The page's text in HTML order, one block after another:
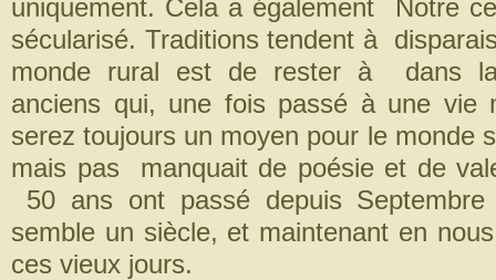
uniquement. Cela a également Notre
sécularisé. Traditions tendent à
monde rural est de rester à dans
anciens qui, une fois passé à une vie
serez toujours un moyen pour le monde
mais pas manquait de poésie et de
50 ans ont passé depuis Septembre
semble un siècle, et maintenant en
ces vieux jours.